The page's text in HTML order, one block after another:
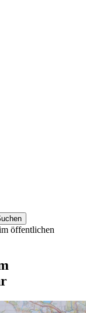
öffentlichen